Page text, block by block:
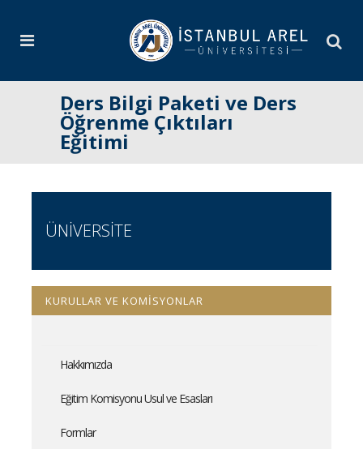
Ders Bilgi Paketi ve Ders
Öğrenme Çıktıları
Eğitimi
ÜNİVERSİTE
KURULLAR VE KOMİSYONLAR
Hakkımızda
Eğitim Komisyonu Usul ve Esasları
Formlar